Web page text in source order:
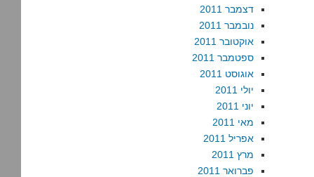
דצמבר 2011
נובמבר 2011
אוקטובר 2011
ספטמבר 2011
אוגוסט 2011
יולי 2011
יוני 2011
מאי 2011
אפריל 2011
מרץ 2011
פברואר 2011